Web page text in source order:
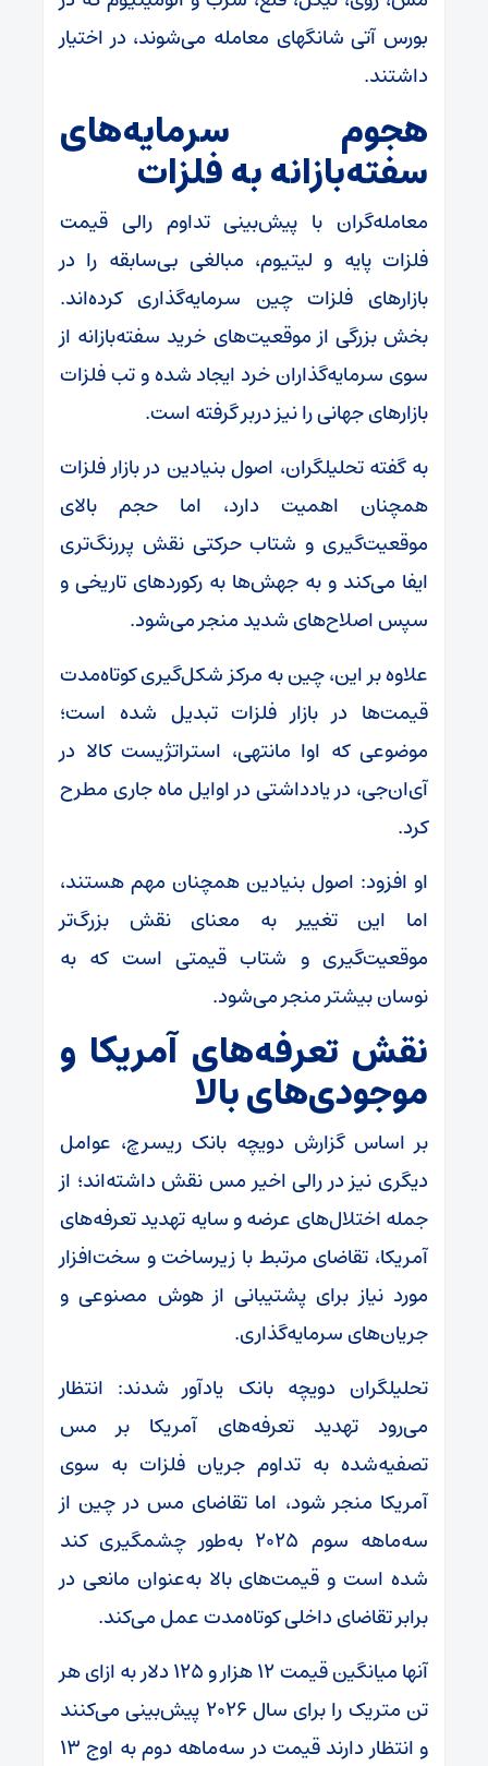
بورس آتی شانگهای معامله می‌شوند، در اختیار
داشتند.
هجوم سرمایه‌های
سفته‌بازانه به فلزات
معامله‌گران با پیش‌بینی تداوم رالی قیمت
فلزات پایه و لیتیوم، مبالغی بی‌سابقه را در
بازار‌های فلزات چین سرمایه‌گذاری کرده‌اند.
بخش بزرگی از موقعیت‌های خرید سفته‌بازانه از
سوی سرمایه‌گذاران خرد ایجاد شده و تب فلزات
بازار‌های جهانی را نیز دربر گرفته است.
به گفته تحلیلگران، اصول بنیادین در بازار فلزات
همچنان اهمیت دارد، اما حجم بالای
موقعیت‌گیری و شتاب حرکتی نقش پررنگ‌تری
ایفا می‌کند و به جهش‌ها به رکورد‌های تاریخی و
سپس اصلاح‌های شدید منجر می‌شود.
علاوه بر این، چین به مرکز شکل‌گیری کوتاه‌مدت
قیمت‌ها در بازار فلزات تبدیل شده است؛
موضوعی که اوا مانتهی، استراتژیست کالا در
آی‌ان‌جی، در یادداشتی در اوایل ماه جاری مطرح
کرد.
او افزود: اصول بنیادین همچنان مهم هستند،
اما این تغییر به معنای نقش بزرگ‌تر
موقعیت‌گیری و شتاب قیمتی است که به
نوسان بیشتر منجر می‌شود.
نقش تعرفه‌های آمریکا و
موجودی‌های بالا
بر اساس گزارش دویچه بانک ریسرچ، عوامل
دیگری نیز در رالی اخیر مس نقش داشته‌اند؛ از
جمله اختلال‌های عرضه و سایه تهدید تعرفه‌های
آمریکا، تقاضای مرتبط با زیرساخت و سخت‌افزار
مورد نیاز برای پشتیبانی از هوش مصنوعی و
جریان‌های سرمایه‌گذاری.
تحلیلگران دویچه بانک یادآور شدند: انتظار
می‌رود تهدید تعرفه‌های آمریکا بر مس
تصفیه‌شده به تداوم جریان فلزات به سوی
آمریکا منجر شود، اما تقاضای مس در چین از
سه‌ماهه سوم ۲۰۲۵ به‌طور چشمگیری کند
شده است و قیمت‌های بالا به‌عنوان مانعی در
برابر تقاضای داخلی کوتاه‌مدت عمل می‌کند.
آنها میانگین قیمت ۱۲ هزار و ۱۲۵ دلار به ازای هر
تن متریک را برای سال ۲۰۲۶ پیش‌بینی می‌کنند
و انتظار دارند قیمت در سه‌ماهه دوم به اوج ۱۳